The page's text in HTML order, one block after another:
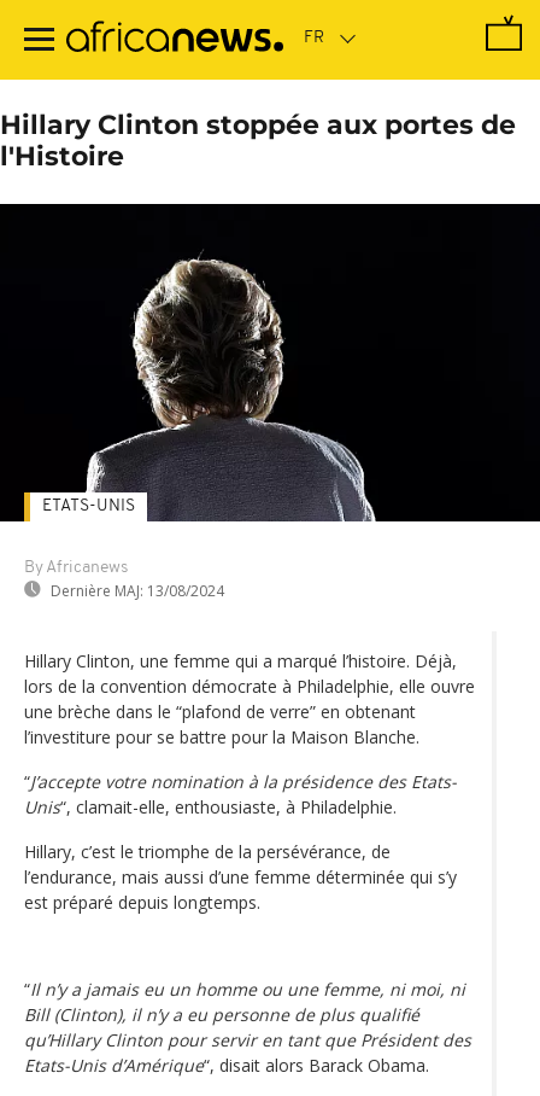
contenu
Hillary Clinton stoppée aux portes de
l'Histoire
By Africanews
Dernière MAJ: 13/08/2024
ETATS-UNIS
Hillary Clinton, une femme qui a marqué l’histoire. Déjà,
lors de la convention démocrate à Philadelphie, elle ouvre
une brèche dans le “plafond de verre” en obtenant
l’investiture pour se battre pour la Maison Blanche.
“J’accepte votre nomination à la présidence des Etats-
Unis“, clamait-elle, enthousiaste, à Philadelphie.
Hillary, c’est le triomphe de la persévérance, de
l’endurance, mais aussi d’une femme déterminée qui s’y
est préparé depuis longtemps.
“Il n’y a jamais eu un homme ou une femme, ni moi, ni
Bill (Clinton), il n’y a eu personne de plus qualifié
qu’Hillary Clinton pour servir en tant que Président des
Etats-Unis d’Amérique“, disait alors Barack Obama.